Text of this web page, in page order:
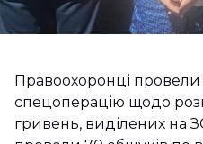
Правоохоронці
спецоперацію щодо
гривень, виділених на